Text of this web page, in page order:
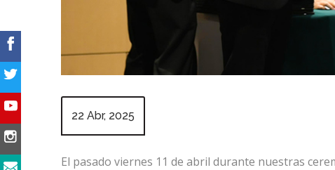
22 Abr, 2025
El pasado viernes 11 de abril durante nuestras